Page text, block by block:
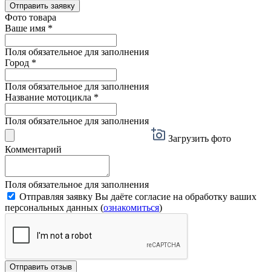
Отправить заявку
Фото товара
Ваше имя *
Поля обязательное для заполнения
Город *
Поля обязательное для заполнения
Название мотоцикла *
Поля обязательное для заполнения
Загрузить фото
Комментарий
Поля обязательное для заполнения
Отправляя заявку Вы даёте согласие на обработку ваших
персональных данных (ознакомиться)
Отправить отзыв